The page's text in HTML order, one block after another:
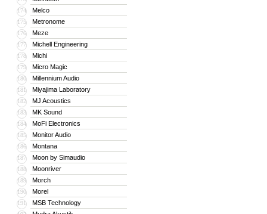
174 Melco
175 Metronome
176 Meze
177 Michell Engineering
178 Michi
179 Micro Magic
180 Millennium Audio
181 Miyajima Laboratory
182 MJ Acoustics
183 MK Sound
184 MoFi Electronics
185 Monitor Audio
186 Montana
187 Moon by Simaudio
188 Moonriver
189 Morch
190 Morel
191 MSB Technology